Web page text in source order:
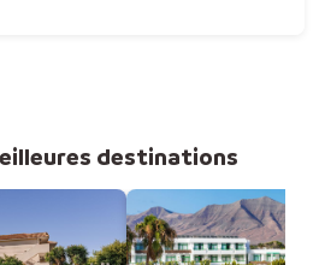
destinations